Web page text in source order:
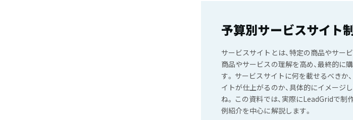
予算別サービスサイト
サービスサイトとは、特定の商品やサー
商品やサービスの理解を高め、最終的に
す。 サービスサイトに何を載せるべきか
イトが仕上がるのか、具体的にイメージ
ね。 この資料では、実際にLeadGridで制
例紹介を中心に解説します。